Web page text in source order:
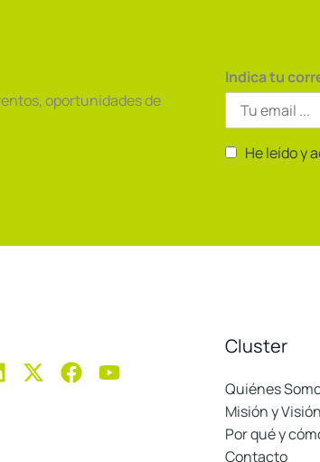
oportunidades de
Indica tu
He leído y
Cluster
Quiénes
Misión y Visión
Por qué y
Contacto